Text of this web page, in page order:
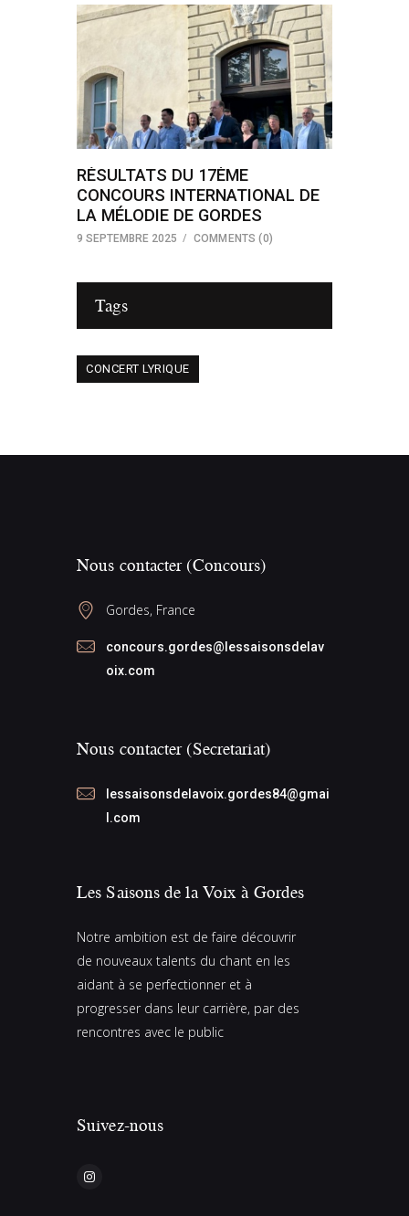
RÉSULTATS DU 17ÈME
CONCOURS INTERNATIONAL DE
LA MÉLODIE DE GORDES
9 SEPTEMBRE 2025 COMMENTS (0)
Tags
CONCERT LYRIQUE
Nous contacter (Concours)
Gordes, France
concours.gordes@lessaisonsdelav
oix.com
Nous contacter (Secretariat)
lessaisonsdelavoix.gordes84@gmai
l.com
Les Saisons de la Voix à Gordes
Notre ambition est de faire découvrir
de nouveaux talents du chant en les
aidant à se perfectionner et à
progresser dans leur carrière, par des
rencontres avec le public
Suivez-nous